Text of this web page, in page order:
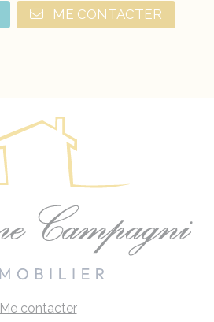
ME CONTACTER
Me contacter